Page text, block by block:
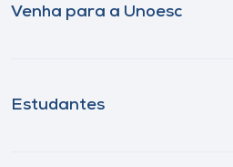
Venha para a Unoesc
Estudantes